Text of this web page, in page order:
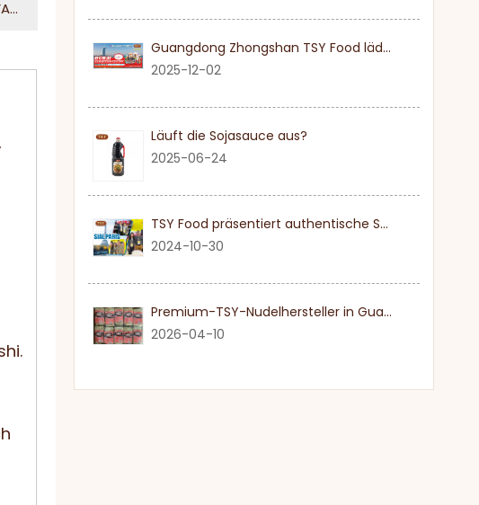
Guangdong Zhongshan TSY Food lädt Sie herzlich ein, die Dubai Gulfood Exhibition 2026 zu besuchen
2025-12-02
Läuft die Sojasauce aus?
2025-06-24
TSY Food präsentiert authentische Sojasauce auf der SIAL PARIS 2024
2024-10-30
Premium-TSY-Nudelhersteller in Guangdong
2026-04-10